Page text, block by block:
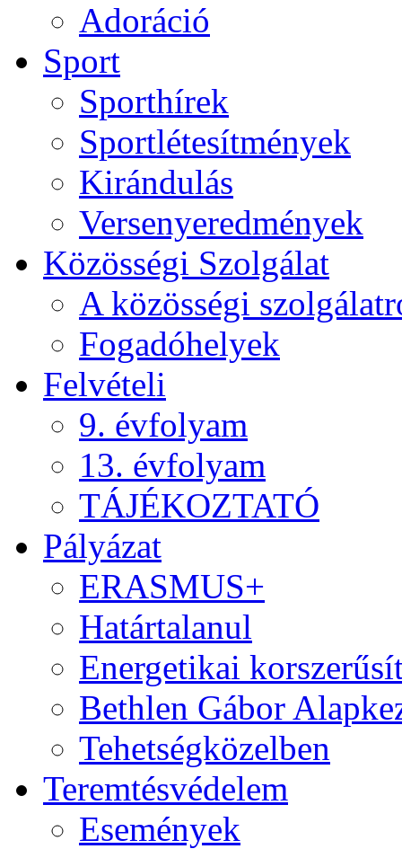
Adoráció
Sport
Sporthírek
Sportlétesítmények
Kirándulás
Versenyeredmények
Közösségi Szolgálat
A közösségi
Fogadóhelyek
Felvételi
9. évfolyam
13. évfolyam
TÁJÉKOZTATÓ
Pályázat
ERASMUS+
Határtalanul
Energetikai
Bethlen Gábor
Tehetségközelben
Teremtésvédelem
Események